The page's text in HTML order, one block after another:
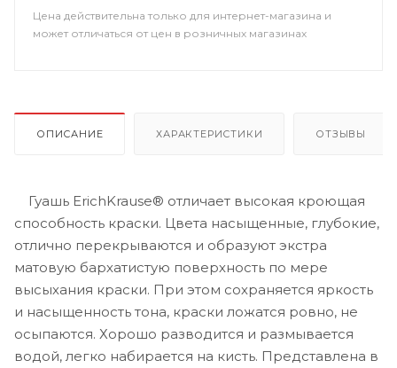
Цена действительна только для интернет-магазина и
может отличаться от цен в розничных магазинах
ОПИСАНИЕ ХАРАКТЕРИСТИКИ ОТЗЫВЫ
Гуашь ErichKrause® отличает высокая кроющая
способность краски. Цвета насыщенные, глубокие,
отлично перекрываются и образуют экстра
матовую бархатистую поверхность по мере
высыхания краски. При этом сохраняется яркость
и насыщенность тона, краски ложатся ровно, не
осыпаются. Хорошо разводится и размывается
водой, легко набирается на кисть. Представлена в